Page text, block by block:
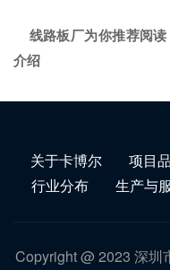
线路板厂为你推荐阅读
介绍
关于卡博尔 项目
行业分布
生产与
Copyright @ 2023 深圳